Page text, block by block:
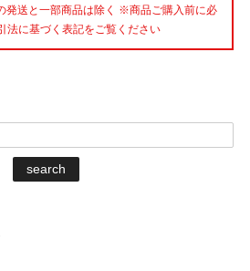
発送と一部商品は除く ※商品ご購入前に必
法に基づく表記をご覧ください
search